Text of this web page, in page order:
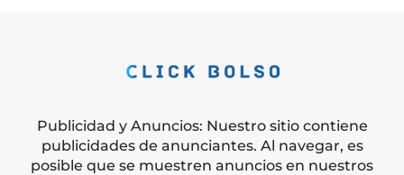
Publicidad y Anuncios: Nuestro sitio contiene
publicidades de anunciantes. Al navegar, es
posible que se muestren anuncios en nuestros